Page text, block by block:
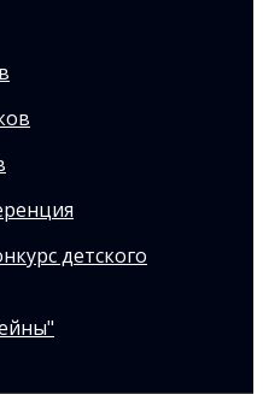
детского